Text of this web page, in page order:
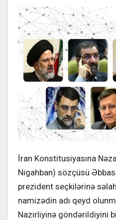
İran Konstitusiyasına
Nigahban) sözçüsü
prezident seçkilərinə
namizədin adı qeyd
Nazirliyinə göndərildiyini